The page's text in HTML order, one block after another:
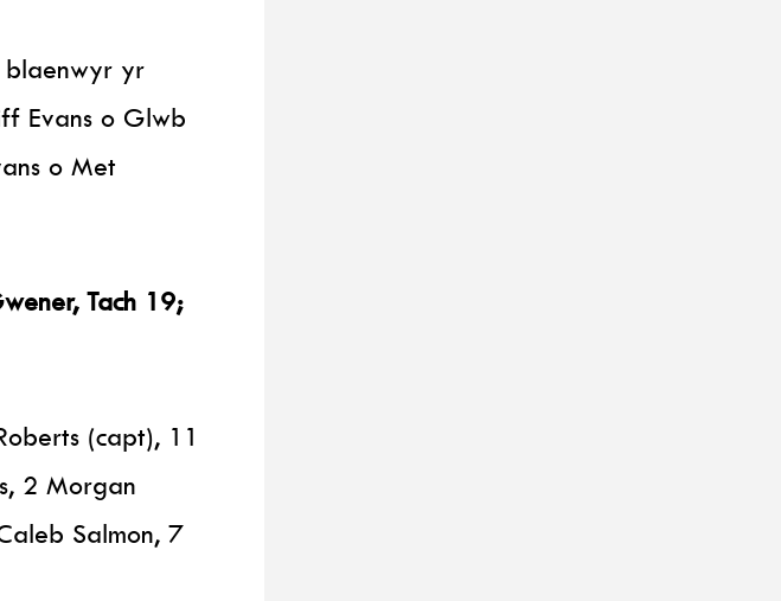
yr
Evans o Glwb
o Met
Tach 19;
(capt), 11
2 Morgan
Salmon, 7